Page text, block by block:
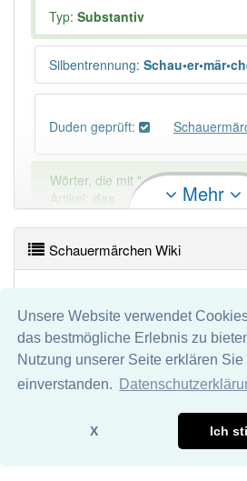
Unsere Website verwendet
das bestmögliche Erlebnis zu
Nutzung unserer Seite erklären
einverstanden.
X Ich
Typ: Substantiv
Silbentrennung:
Duden geprüft:
Wörter, die mit "-chen" enden,
Artikel:
das
Beispiele
DIE: 31 Ausnahmen
Beispiele
DAS:1 284
PowerIndex:3
Häufigkeit: 4 von 10
Mehr
Schauermärchen Wiki
Wir übernehmen keine Garantie und
Richtigkeit und Vollständigkeit dieser